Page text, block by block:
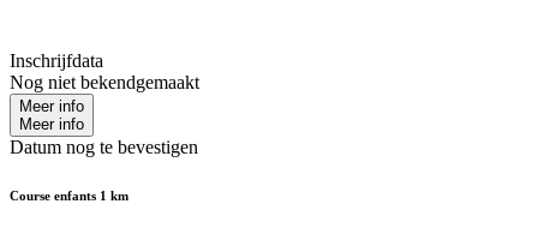
Inschrijfdata
Nog niet bekendgemaakt
Meer info
Meer info
Datum nog te bevestigen
Course enfants 1 km